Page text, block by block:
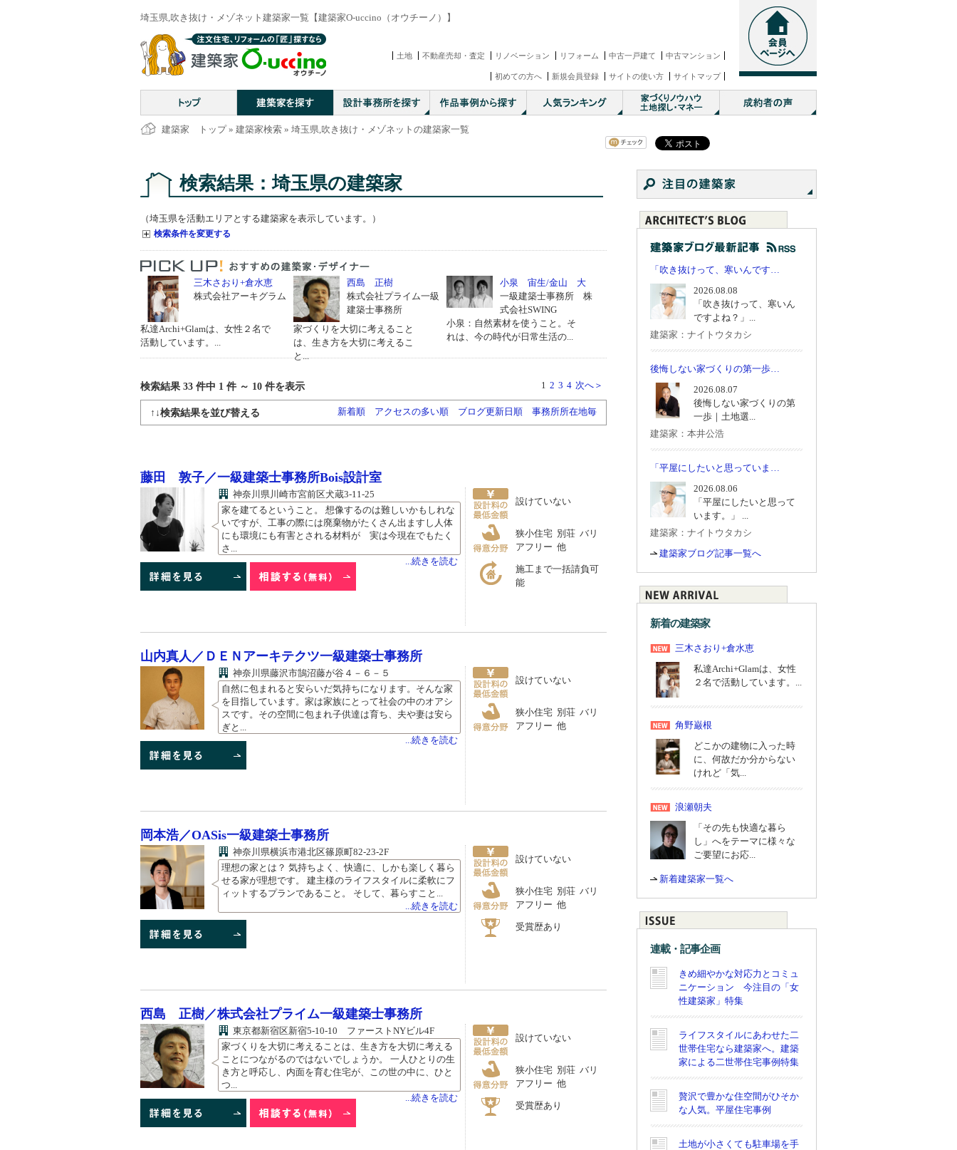
埼玉県,吹き抜け・メゾネット建築家一覧【建築家O-uccino（オウチーノ）】
土地 不動産売却・査定 リノベーション リフォーム 中古一戸建て 中古マンション
初めての方へ 新規会員登録 サイトの使い方 サイトマップ
建築家 トップ» 建築家検索 » 埼玉県,吹き抜け・メゾネットの建築家一覧
検索結果：埼玉県の建築家
（埼玉県を活動エリアとする建築家を表示しています。）
検索条件を変更する
三木さおり+倉水恵
株式会社アーキグラム
私達Archi+Glamは、女性２名で
活動しています。...
西島 正樹
株式会社プライム一級
建築士事務所
家づくりを大切に考えること
は、生き方を大切に考えるこ
と...
小泉 宙生/金山 大
一級建築士事務所 株
式会社SWING
小泉：自然素材を使うこと。そ
れは、今の時代が日常生活の...
検索結果 33 件中 1 件 ～ 10 件を表示 1 2 3 4 次へ＞
↑↓検索結果を並び替える 新着順 アクセスの多い順 ブログ更新日順 事務所所在地毎
藤田 敦子／一級建築士事務所Bois設計室
神奈川県川崎市宮前区犬蔵3-11-25
家を建てるということ。 想像するのは難しいかもしれな
いですが、工事の際には廃棄物がたくさん出ますし人体
にも環境にも有害とされる材料が 実は今現在でもたく
さ...
...続きを読む
設けていない
狭小住宅 別荘 バリ
アフリー 他
施工まで一括請負可
能
山内真人／ＤＥＮアーキテクツ一級建築士事務所
神奈川県藤沢市鵠沼藤が谷４－６－５
自然に包まれると安らいだ気持ちになります。そんな家
を目指しています。家は家族にとって社会の中のオアシ
スです。その空間に包まれ子供達は育ち、夫や妻は安ら
ぎと...
...続きを読む
設けていない
狭小住宅 別荘 バリ
アフリー 他
岡本浩／OASis一級建築士事務所
神奈川県横浜市港北区篠原町82-23-2F
理想の家とは？ 気持ちよく、快適に、しかも楽しく暮ら
せる家が理想です。 建主様のライフスタイルに柔軟にフ
ィットするプランであること。 そして、暮らすこと...
...続きを読む
設けていない
狭小住宅 別荘 バリ
アフリー 他
受賞歴あり
西島 正樹／株式会社プライム一級建築士事務所
東京都新宿区新宿5-10-10 ファーストNYビル4F
家づくりを大切に考えることは、生き方を大切に考える
ことにつながるのではないでしょうか。 一人ひとりの生
き方と呼応し、内面を育む住宅が、この世の中に、ひと
つ...
...続きを読む
設けていない
狭小住宅 別荘 バリ
アフリー 他
受賞歴あり
「吹き抜けって、寒いんです…
2026.08.08
「吹き抜けって、寒いん
ですよね？」...
建築家：ナイトウタカシ
後悔しない家づくりの第一歩…
2026.08.07
後悔しない家づくりの第
一歩｜土地選...
建築家：本井公浩
「平屋にしたいと思っていま…
2026.08.06
「平屋にしたいと思って
います。」 ...
建築家：ナイトウタカシ
建築家ブログ記事一覧へ
新着の建築家
三木さおり+倉水恵
私達Archi+Glamは、女性
２名で活動しています。...
角野巌根
どこかの建物に入った時
に、何故だか分からない
けれど「気...
浪瀬朝夫
「その先も快適な暮ら
し」へをテーマに様々な
ご要望にお応...
新着建築家一覧へ
連載・記事企画
きめ細やかな対応力とコミュ
ニケーション 今注目の「女
性建築家」特集
ライフスタイルにあわせた二
世帯住宅なら建築家へ。建築
家による二世帯住宅事例特集
贅沢で豊かな住空間がひそか
な人気。平屋住宅事例
土地が小さくても駐車場を手